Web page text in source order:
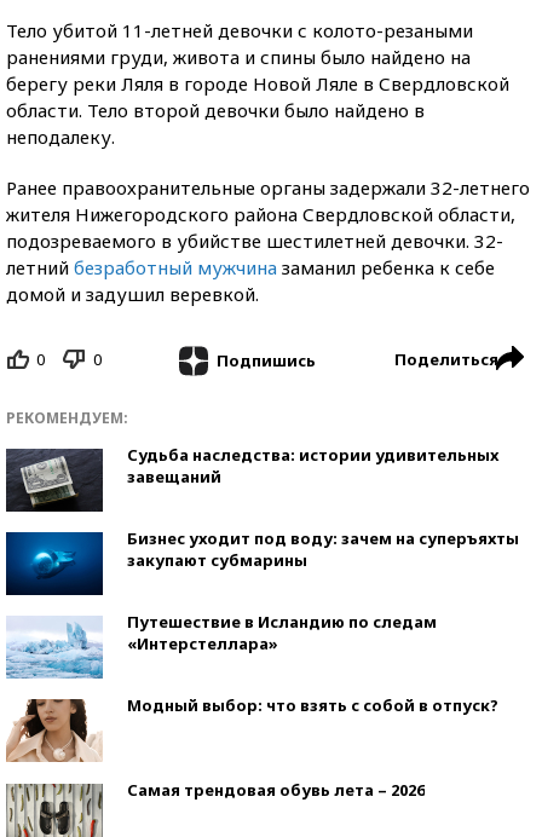
Тело убитой 11-летней девочки с колото-резаными
ранениями груди, живота и спины было найдено на
берегу реки Ляля в городе Новой Ляле в Свердловской
области. Тело второй девочки было найдено в
неподалеку.
Ранее правоохранительные органы задержали 32-летнего
жителя Нижегородского района Свердловской области,
подозреваемого в убийстве шестилетней девочки. 32-
летний безработный мужчина заманил ребенка к себе
домой и задушил веревкой.
0 0 Подпишись Поделиться
РЕКОМЕНДУЕМ:
Судьба наследства: истории удивительных
завещаний
Бизнес уходит под воду: зачем на суперъяхты
закупают субмарины
Путешествие в Исландию по следам
«Интерстеллара»
Модный выбор: что взять с собой в отпуск?
Самая трендовая обувь лета – 2026